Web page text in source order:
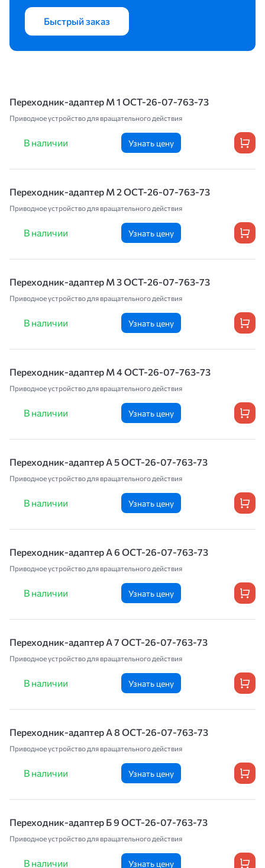
Быстрый заказ
Переходник-адаптер М 1 ОСТ-26-07-763-73
Приводное устройство для вращательного действия
В наличии Узнать цену
Переходник-адаптер М 2 ОСТ-26-07-763-73
Приводное устройство для вращательного действия
В наличии Узнать цену
Переходник-адаптер М 3 ОСТ-26-07-763-73
Приводное устройство для вращательного действия
В наличии Узнать цену
Переходник-адаптер М 4 ОСТ-26-07-763-73
Приводное устройство для вращательного действия
В наличии Узнать цену
Переходник-адаптер А 5 ОСТ-26-07-763-73
Приводное устройство для вращательного действия
В наличии Узнать цену
Переходник-адаптер А 6 ОСТ-26-07-763-73
Приводное устройство для вращательного действия
В наличии Узнать цену
Переходник-адаптер А 7 ОСТ-26-07-763-73
Приводное устройство для вращательного действия
В наличии Узнать цену
Переходник-адаптер А 8 ОСТ-26-07-763-73
Приводное устройство для вращательного действия
В наличии Узнать цену
Переходник-адаптер Б 9 ОСТ-26-07-763-73
Приводное устройство для вращательного действия
В наличии Узнать цену